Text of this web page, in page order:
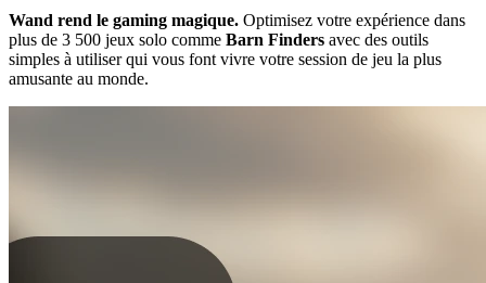
Wand rend le gaming magique. Optimisez votre expérience dans
plus de 3 500 jeux solo comme Barn Finders avec des outils
simples à utiliser qui vous font vivre votre session de jeu la plus
amusante au monde.